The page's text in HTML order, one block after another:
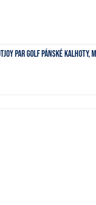
Par Golf pánské kalhoty,